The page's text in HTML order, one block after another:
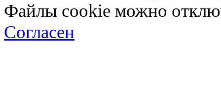
Файлы cookie можно
Согласен